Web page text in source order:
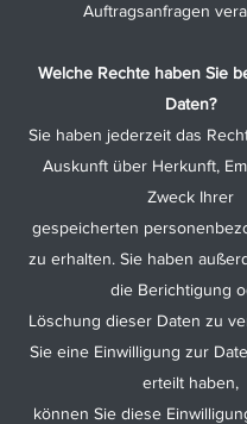
Auftragsanfragen
Welche Rechte haben Sie
Daten?
Sie haben jederzeit das
Auskunft über Herkunft,
Zweck Ihrer
gespeicherten
zu erhalten. Sie haben
die Berichtigung
Löschung dieser Daten zu
Sie eine Einwilligung zur
erteilt haben,
können Sie diese